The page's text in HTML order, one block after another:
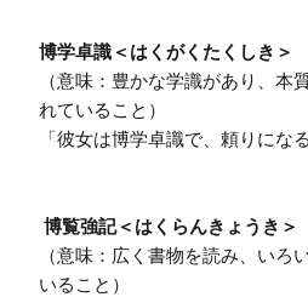
博学卓識＜はくがくたくしき＞
（意味：豊かな学識があり、本
れていること）
「彼女は博学卓識で、頼りになる
博覧強記＜はくらんきょうき＞
（意味：広く書物を読み、いろ
いること）